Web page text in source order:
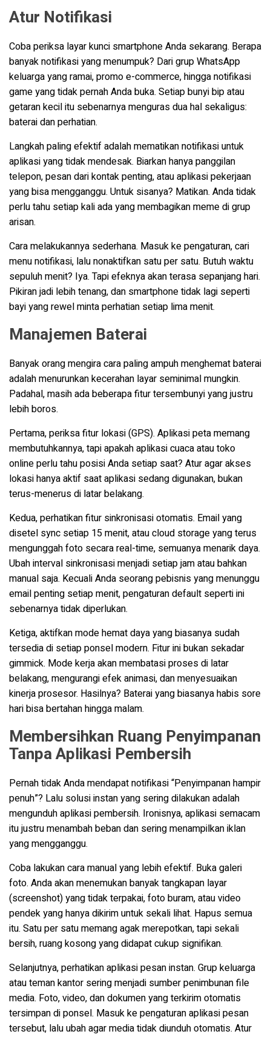
Atur Notifikasi
Coba periksa layar kunci smartphone Anda sekarang. Berapa
banyak notifikasi yang menumpuk? Dari grup WhatsApp
keluarga yang ramai, promo e-commerce, hingga notifikasi
game yang tidak pernah Anda buka. Setiap bunyi bip atau
getaran kecil itu sebenarnya menguras dua hal sekaligus:
baterai dan perhatian.
Langkah paling efektif adalah mematikan notifikasi untuk
aplikasi yang tidak mendesak. Biarkan hanya panggilan
telepon, pesan dari kontak penting, atau aplikasi pekerjaan
yang bisa mengganggu. Untuk sisanya? Matikan. Anda tidak
perlu tahu setiap kali ada yang membagikan meme di grup
arisan.
Cara melakukannya sederhana. Masuk ke pengaturan, cari
menu notifikasi, lalu nonaktifkan satu per satu. Butuh waktu
sepuluh menit? Iya. Tapi efeknya akan terasa sepanjang hari.
Pikiran jadi lebih tenang, dan smartphone tidak lagi seperti
bayi yang rewel minta perhatian setiap lima menit.
Manajemen Baterai
Banyak orang mengira cara paling ampuh menghemat baterai
adalah menurunkan kecerahan layar seminimal mungkin.
Padahal, masih ada beberapa fitur tersembunyi yang justru
lebih boros.
Pertama, periksa fitur lokasi (GPS). Aplikasi peta memang
membutuhkannya, tapi apakah aplikasi cuaca atau toko
online perlu tahu posisi Anda setiap saat? Atur agar akses
lokasi hanya aktif saat aplikasi sedang digunakan, bukan
terus-menerus di latar belakang.
Kedua, perhatikan fitur sinkronisasi otomatis. Email yang
disetel sync setiap 15 menit, atau cloud storage yang terus
mengunggah foto secara real-time, semuanya menarik daya.
Ubah interval sinkronisasi menjadi setiap jam atau bahkan
manual saja. Kecuali Anda seorang pebisnis yang menunggu
email penting setiap menit, pengaturan default seperti ini
sebenarnya tidak diperlukan.
Ketiga, aktifkan mode hemat daya yang biasanya sudah
tersedia di setiap ponsel modern. Fitur ini bukan sekadar
gimmick. Mode kerja akan membatasi proses di latar
belakang, mengurangi efek animasi, dan menyesuaikan
kinerja prosesor. Hasilnya? Baterai yang biasanya habis sore
hari bisa bertahan hingga malam.
Membersihkan Ruang Penyimpanan
Tanpa Aplikasi Pembersih
Pernah tidak Anda mendapat notifikasi “Penyimpanan hampir
penuh”? Lalu solusi instan yang sering dilakukan adalah
mengunduh aplikasi pembersih. Ironisnya, aplikasi semacam
itu justru menambah beban dan sering menampilkan iklan
yang mengganggu.
Coba lakukan cara manual yang lebih efektif. Buka galeri
foto. Anda akan menemukan banyak tangkapan layar
(screenshot) yang tidak terpakai, foto buram, atau video
pendek yang hanya dikirim untuk sekali lihat. Hapus semua
itu. Satu per satu memang agak merepotkan, tapi sekali
bersih, ruang kosong yang didapat cukup signifikan.
Selanjutnya, perhatikan aplikasi pesan instan. Grup keluarga
atau teman kantor sering menjadi sumber penimbunan file
media. Foto, video, dan dokumen yang terkirim otomatis
tersimpan di ponsel. Masuk ke pengaturan aplikasi pesan
tersebut, lalu ubah agar media tidak diunduh otomatis. Atur